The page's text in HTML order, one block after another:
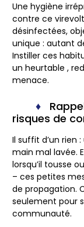
Une hygiène
contre ce
désinfectées,
unique : autant
Instiller ces
un heurtable ,
menace.
risques de
Il suffit d’un rien
main mal lavée.
lorsqu’il tousse
– ces petites
de propagation.
seulement pour
communauté.